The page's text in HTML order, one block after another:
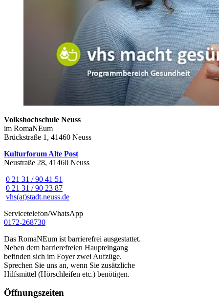
Volkshochschule Neuss
im RomaNEum
Brückstraße 1, 41460 Neuss
Kulturforum Alte Post
Neustraße 28, 41460 Neuss
0 21 31 / 90 41 51
0 21 31 / 90 23 87
vhs(at)stadt.neuss.de
Servicetelefon/WhatsApp
0172-268730
Das RomaNEum ist barrierefrei ausgestattet.
Neben dem barrierefreien Haupteingang
befinden sich im Foyer zwei Aufzüge.
Sprechen Sie uns an, wenn Sie zusätzliche
Hilfsmittel (Hörschleifen etc.) benötigen.
Öffnungszeiten